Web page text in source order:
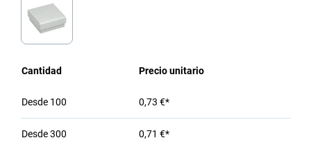
Cantidad Precio unitario
Desde 100 0,73 €*
Desde300 0,71 €*